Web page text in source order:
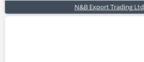
N&B Export Trading Ltd